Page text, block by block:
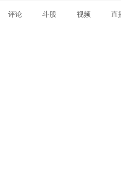
评论 斗股 视频 直